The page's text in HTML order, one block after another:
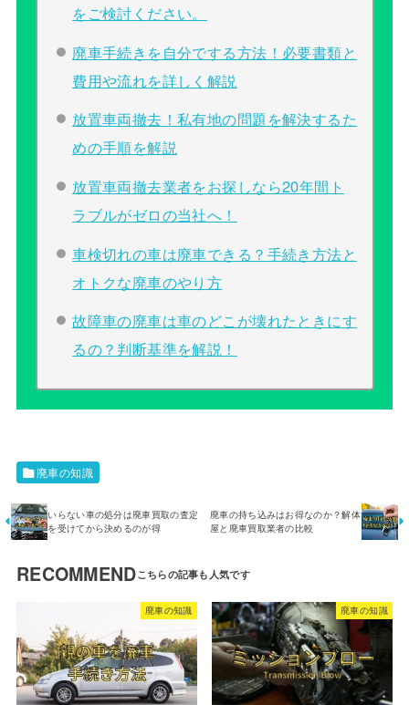
をご検討ください。
廃車手続きを自分でする方法！必要書類と
費用や流れを詳しく解説
放置車両撤去！私有地の問題を解決するた
めの手順を解説
放置車両撤去業者をお探しなら20年間ト
ラブルがゼロの当社へ！
車検切れの車は廃車できる？手続き方法と
オトクな廃車のやり方
故障車の廃車は車のどこが壊れたときにす
るの？判断基準を解説！
廃車の知識
いらない車の処分は廃車買取の査定
を受けてから決めるのが得
廃車の持ち込みはお得なのか？解体
屋と廃車買取業者の比較
RECOMMEND
廃車の知識 廃車の知識